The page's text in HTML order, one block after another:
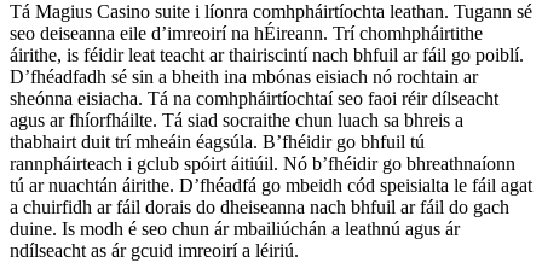
Tá Magius Casino suite i líonra comhpháirtíochta leathan. Tugann sé
seo deiseanna eile d’imreoirí na hÉireann. Trí chomhpháirtithe
áirithe, is féidir leat teacht ar thairiscintí nach bhfuil ar fáil go poiblí.
D’fhéadfadh sé sin a bheith ina mbónas eisiach nó rochtain ar
sheónna eisiacha. Tá na comhpháirtíochtaí seo faoi réir dílseacht
agus ar fhíorfháilte. Tá siad socraithe chun luach sa bhreis a
thabhairt duit trí mheáin éagsúla. B’fhéidir go bhfuil tú
rannpháirteach i gclub spóirt áitiúil. Nó b’fhéidir go bhreathnaíonn
tú ar nuachtán áirithe. D’fhéadfá go mbeidh cód speisialta le fáil agat
a chuirfidh ar fáil dorais do dheiseanna nach bhfuil ar fáil do gach
duine. Is modh é seo chun ár mbailiúchán a leathnú agus ár
ndílseacht as ár gcuid imreoirí a léiriú.